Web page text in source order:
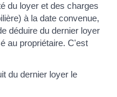
du loyer et des charges
à la date convenue,
déduire du dernier loyer
au propriétaire. C'est
du dernier loyer le